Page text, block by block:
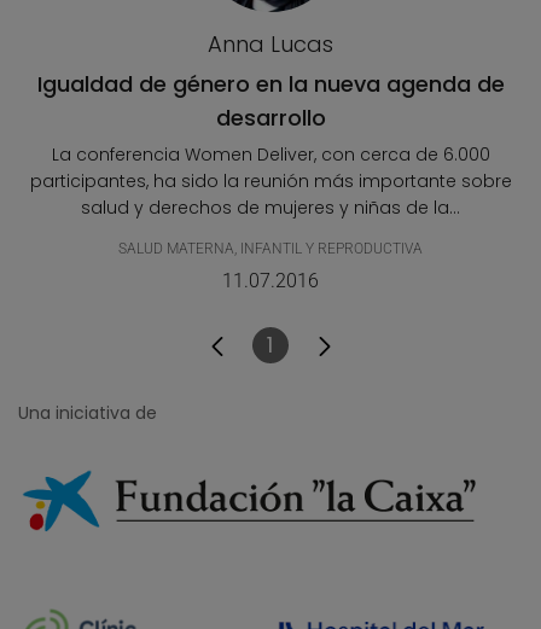
Anna Lucas
Igualdad de género en la nueva agenda de
desarrollo
La conferencia Women Deliver, con cerca de 6.000
participantes, ha sido la reunión más importante sobre
salud y derechos de mujeres y niñas de la...
SALUD MATERNA, INFANTIL Y REPRODUCTIVA
11.07.2016
Página
1
Una iniciativa de